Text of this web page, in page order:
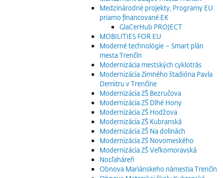
Medzinárodné projekty, Programy EU
priamo financované EK
GlaCerHub PROJECT
MOBILITIES FOR EU
Moderné technológie – Smart plán
mesta Trenčín
Modernizácia mestských cyklotrás
Modernizácia Zimného štadióna Pavla
Demitru v Trenčíne
Modernizácia ZŠ Bezručova
Modernizácia ZŠ Dlhé Hony
Modernizácia ZŠ Hodžova
Modernizácia ZŠ Kubranská
Modernizácia ZŠ Na dolinách
Modernizácia ZŠ Novomeského
Modernizácia ZŠ Veľkomoravská
Nocľaháreň
Obnova Mariánskeho námestia Trenčín